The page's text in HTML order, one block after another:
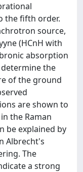
the fifth order.
source,
(HCnH with
absorption
the
of the ground
are shown to
the Raman
be explained by
Albrecht's
The
a strong